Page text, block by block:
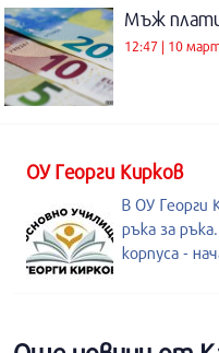
Мъж плати
12:47 | 10
ОУ Георги Кирков
В ОУ Георги
ръка за
корпуса -